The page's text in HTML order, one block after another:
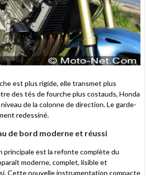
est plus rigide, elle transmet plus
des tés de fourche plus costauds, Honda
de la colonne de direction. Le garde-
redessiné.
de bord moderne et réussi
principale est la refonte complète du
moderne, complet, lisible et
Cette nouvelle instrumentation compacte